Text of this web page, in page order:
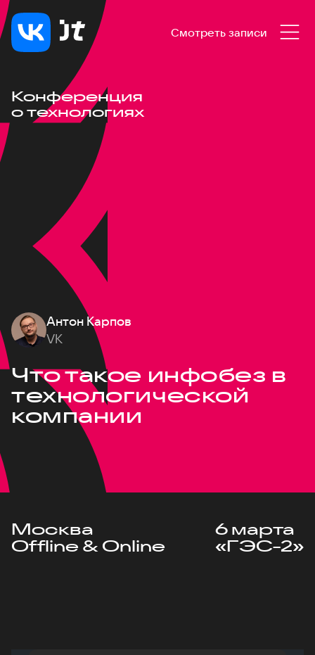
Смотреть записи
Конференция
о технологиях
Антон Карпов
VK
Что такое инфобез в
технологической
компании
Москва
Offline & Online
6 марта
«ГЭС-2»